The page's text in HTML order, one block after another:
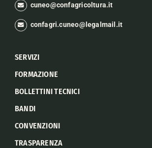
cuneo@confagricoltura.it
confagri.cuneo@legalmail.it
SERVIZI
FORMAZIONE
BOLLETTINI TECNICI
BANDI
CONVENZIONI
TRASPARENZA